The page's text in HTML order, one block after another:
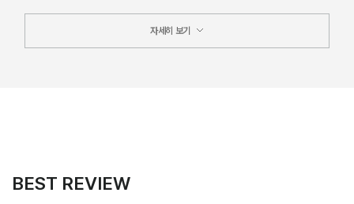
자세히 보기
BEST REVIEW